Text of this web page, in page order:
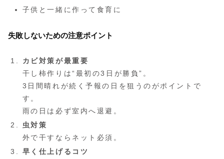
子供と一緒に作って食育に
失敗しないための注意ポイント
カビ対策が最重要
干し柿作りは“最初の3日が勝負”。
3日間晴れが続く予報の日を狙うのがポイントで
す。
雨の日は必ず室内へ退避。
虫対策
外で干すならネット必須。
早く仕上げるコツ